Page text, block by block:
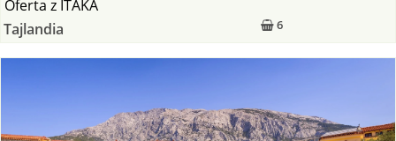
6
Oferta z ITAKA
Tajlandia